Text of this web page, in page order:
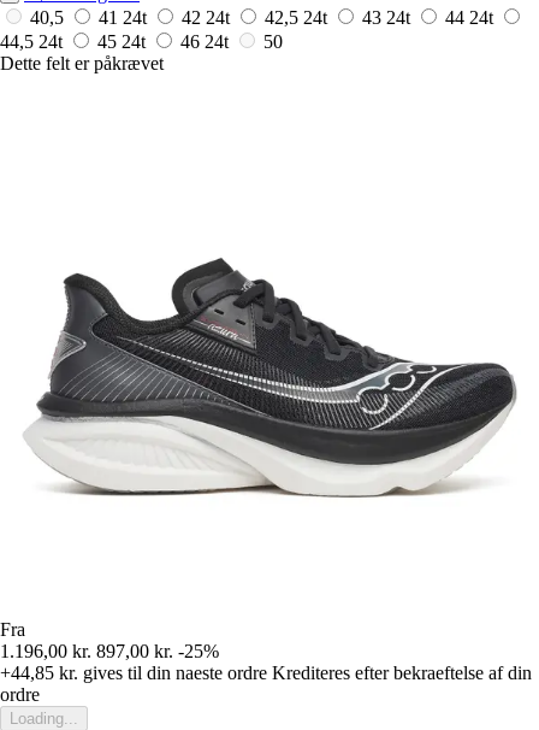
40,5
41 24t 42 24t 42,5 24t 43 24t 44 24t
44,5 24t 45 24t 46 24t
50
Dette felt er påkrævet
Fra
1.196,00 kr. 897,00 kr. -25%
+44,85 kr. gives til din naeste ordre Krediteres efter bekraeftelse af din
ordre
Loading...